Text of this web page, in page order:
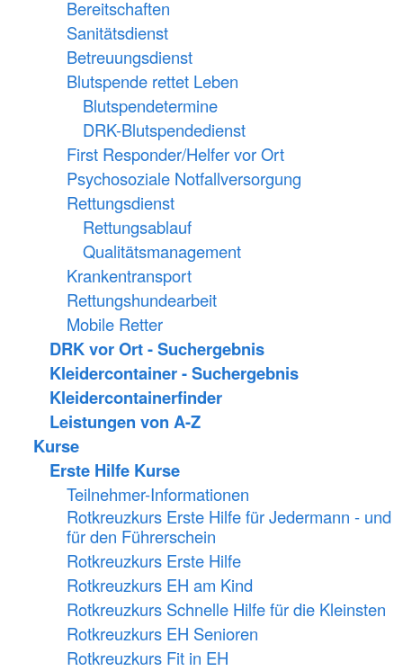
Bereitschaften
Sanitätsdienst
Betreuungsdienst
Blutspende rettet Leben
Blutspendetermine
DRK-Blutspendedienst
First Responder/Helfer vor Ort
Psychosoziale Notfallversorgung
Rettungsdienst
Rettungsablauf
Qualitätsmanagement
Krankentransport
Rettungshundearbeit
Mobile Retter
DRK vor Ort - Suchergebnis
Kleidercontainer - Suchergebnis
Kleidercontainerfinder
Leistungen von A-Z
Kurse
Erste Hilfe Kurse
Teilnehmer-Informationen
Rotkreuzkurs Erste Hilfe für Jedermann - und
für den Führerschein
Rotkreuzkurs Erste Hilfe
Rotkreuzkurs EH am Kind
Rotkreuzkurs Schnelle Hilfe für die Kleinsten
Rotkreuzkurs EH Senioren
Rotkreuzkurs Fit in EH